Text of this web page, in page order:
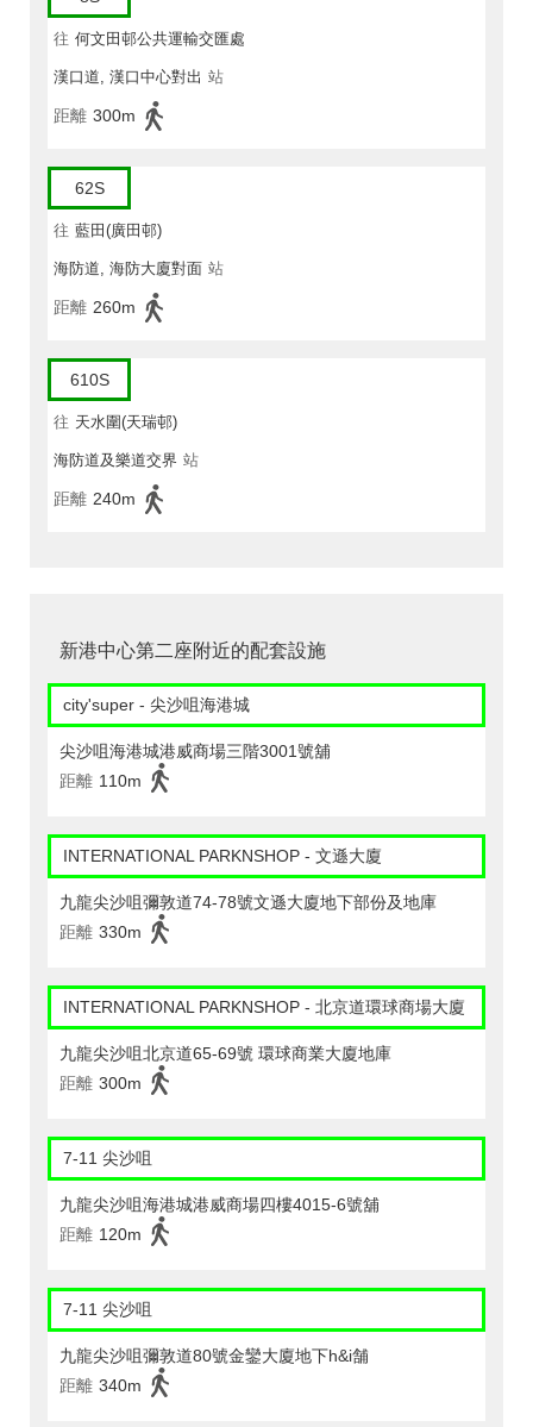
往 何文田邨公共運輸交匯處
漢口道, 漢口中心對出 站
距離 300m
62S
往 藍田(廣田邨)
海防道, 海防大廈對面 站
距離 260m
610S
往 天水圍(天瑞邨)
海防道及樂道交界 站
距離 240m
新港中心第二座附近的配套設施
city'super - 尖沙咀海港城
尖沙咀海港城港威商場三階3001號舖
距離 110m
INTERNATIONAL PARKNSHOP - 文遜大廈
九龍尖沙咀彌敦道74-78號文遜大廈地下部份及地庫
距離 330m
INTERNATIONAL PARKNSHOP - 北京道環球商場大廈
九龍尖沙咀北京道65-69號 環球商業大廈地庫
距離 300m
7-11 尖沙咀
九龍尖沙咀海港城港威商場四樓4015-6號舖
距離 120m
7-11 尖沙咀
九龍尖沙咀彌敦道80號金鑾大廈地下h&i舗
距離 340m